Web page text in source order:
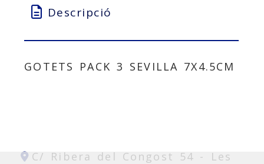
Descripció
GOTETS PACK 3 SEVILLA 7X4.5CM
C/ Ribera del Congost 54 -
Les